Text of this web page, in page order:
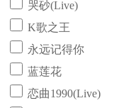
哭砂(Live)
K歌之王
永远记得你
蓝莲花
恋曲1990(Live)